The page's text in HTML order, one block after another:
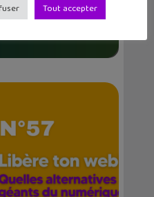
Geek Junior est
Tout accepter